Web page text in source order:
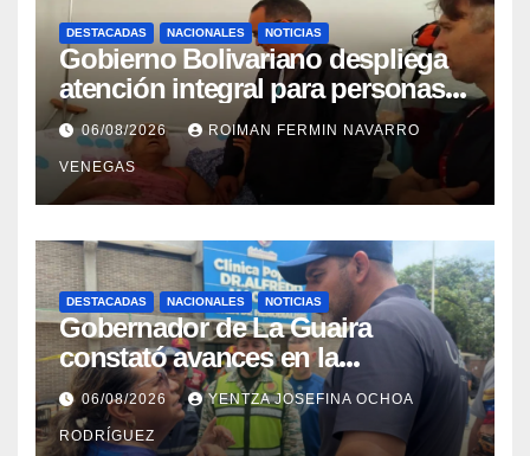
DESTACADAS NACIONALES NOTICIAS
Gobierno Bolivariano despliega
atención integral para personas
con discapacidad en
campamentos de La Guaira
06/08/2026 ROIMAN FERMIN NAVARRO
VENEGAS
DESTACADAS NACIONALES NOTICIAS
Gobernador de La Guaira
constató avances en la
rehabilitación del Hospitalito de
Catia la Mar
06/08/2026 YENTZA JOSEFINA OCHOA
RODRÍGUEZ